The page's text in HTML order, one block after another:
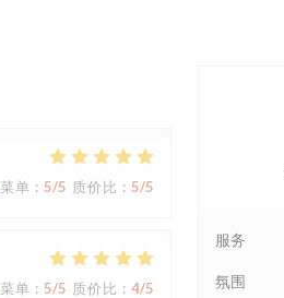
菜单 : 5/5 质价比 : 5/5
菜单 : 5/5 质价比 : 4/5
服务
氛围